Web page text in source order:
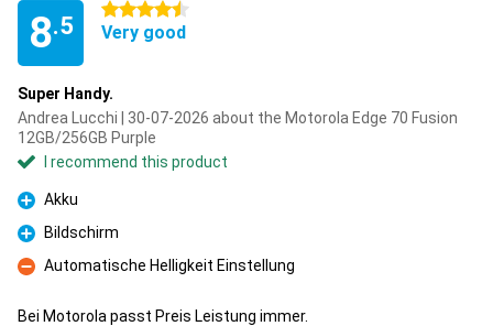
8.5
4.5 stars
Very good
Super Handy.
Andrea Lucchi | 30-07-2026 about the Motorola Edge 70 Fusion
12GB/256GB Purple
I recommend this product
Pro
Akku
Pro
Bildschirm
Con
Automatische Helligkeit Einstellung
Bei Motorola passt Preis Leistung immer.